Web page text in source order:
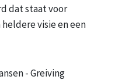
dat staat voor
visie en een
- Greiving